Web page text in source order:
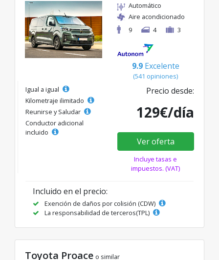
Automático
Aire acondicionado
9
4 3
9.9 Excelente
(541 opiniones)
Igual a igual
Kilometraje ilimitado
Reunirse y Saludar
Conductor adicional
incluido
Precio desde:
129€/día
Ver oferta
Incluye tasas e
impuestos. (VAT)
Incluido en el precio:
Exención de daños por colisión (CDW)
La responsabilidad de terceros(TPL)
Toyota Proace o similar